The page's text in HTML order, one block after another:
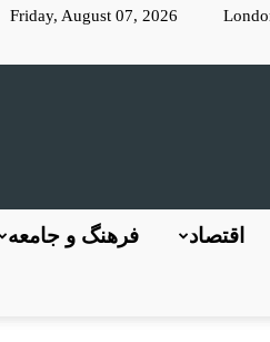
Friday, August 07, 2026 جمعه, ۱۶ مرداد ۱۴۰۵
فرهنگ و جامعه اقتصاد